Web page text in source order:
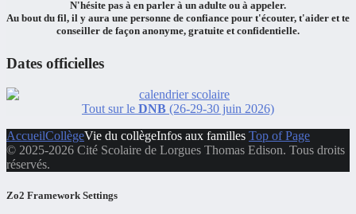
N'hésite pas à en parler à un adulte ou à appeler.
Au bout du fil, il y aura une personne de confiance pour t'écouter, t'aider ette
conseiller de façon anonyme, gratuite et confidentielle.
Dates officielles
Tout sur le DNB (26-29-30 juin 2026)
AccueilCollègeVie du collègeInfos aux familles Top of Page
© 2025-2026 Cité Scolaire de Lorgues Thomas Edison. Tous droits
réservés.
Zo2 Framework Settings